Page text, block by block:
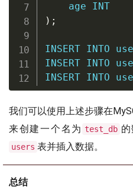
    age
INT
) ;
INSERT INTO
INSERT INTO
INSERT INTO
我们可以使用上述步骤在
来创建一个名为 test_db
users 表并插入数据。
总结